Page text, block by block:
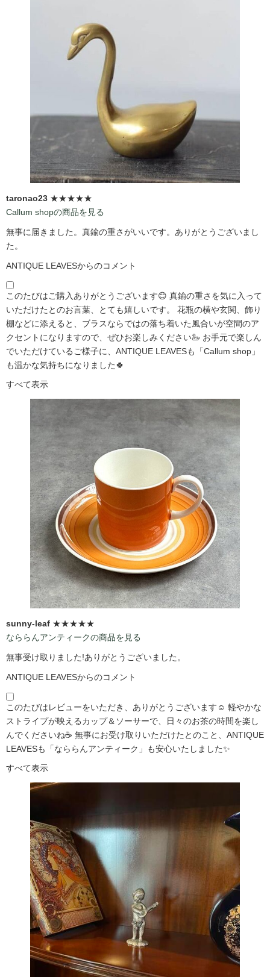
taronao23 ★★★★★
Callum shopの商品を見る
無事に届きました。真鍮の重さがいいです。ありがとうございまし
た。
ANTIQUE LEAVESからのコメント
このたびはご購入ありがとうございます😊 真鍮の重さを気に入って
いただけたとのお言葉、とても嬉しいです。 花瓶の横や玄関、飾り
棚などに添えると、ブラスならではの落ち着いた風合いが空間のア
クセントになりますので、ぜひお楽しみください🦢 お手元で楽しん
でいただけているご様子に、ANTIQUE LEAVESも「Callum shop」
も温かな気持ちになりました🍀
すべて表示
sunny-leaf ★★★★★
なららんアンティークの商品を見る
無事受け取りました!ありがとうございました。
ANTIQUE LEAVESからのコメント
このたびはレビューをいただき、ありがとうございます☺️ 軽やかな
ストライプが映えるカップ＆ソーサーで、日々のお茶の時間を楽し
んでくださいね☕ 無事にお受け取りいただけたとのこと、ANTIQUE
LEAVESも「なららんアンティーク」も安心いたしました✨
すべて表示